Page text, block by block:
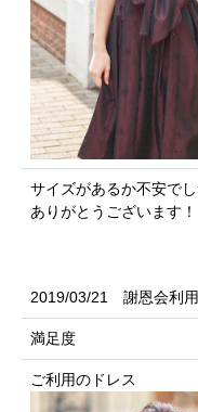
サイズがあるか不安で
ありがとうございます！
2019/03/21 謝恩会利
満足度
ご利用のドレス